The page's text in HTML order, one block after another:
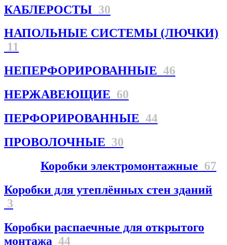
КАБЛЕРОСТЫ 30
НАПОЛЬНЫЕ СИСТЕМЫ (ЛЮЧКИ)
11
НЕПЕРФОРИРОВАННЫЕ 46
НЕРЖАВЕЮЩИЕ 60
ПЕРФОРИРОВАННЫЕ 44
ПРОВОЛОЧНЫЕ 30
Коробки электромонтажные 67
Коробки для утеплённых стен зданий
3
Коробки распаечные для открытого
монтажа 44